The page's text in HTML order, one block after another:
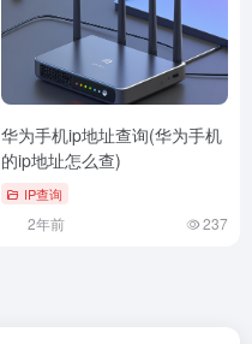
华为手机ip地址查询(华为手机
的ip地址怎么查)
IP查询
2年前 237